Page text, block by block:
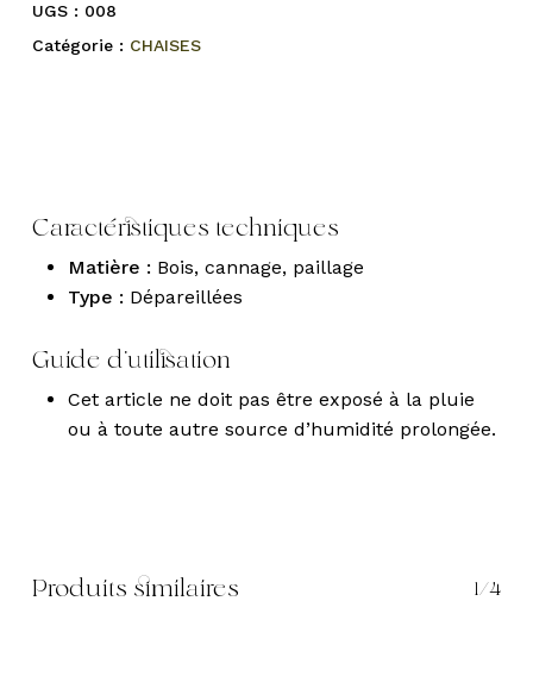
UGS : 008
Catégorie : CHAISES
Caractéristiques techniques
Matière : Bois, cannage, paillage
Type : Dépareillées
Guide d’utilisation
Cet article ne doit pas être exposé à la pluie
ou à toute autre source d’humidité prolongée.
Produits similaires 1/4